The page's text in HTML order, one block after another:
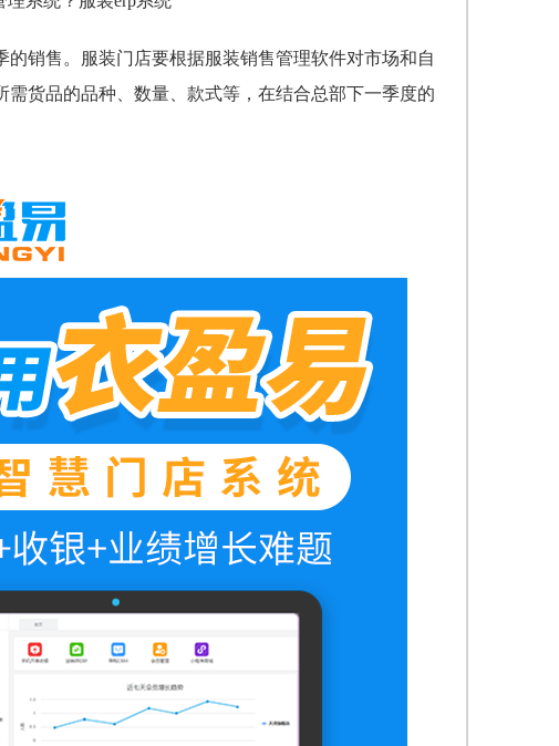
销售。服装门店要根据服装销售管理软件对市场和自
货品的品种、数量、款式等，在结合总部下一季度的